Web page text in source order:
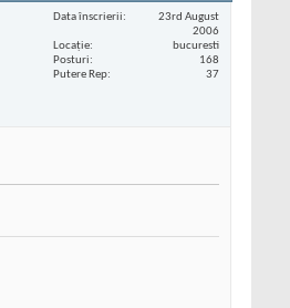
Data înscrierii
23rd August
2006
Locaţie
bucuresti
Posturi
168
Putere Rep
37